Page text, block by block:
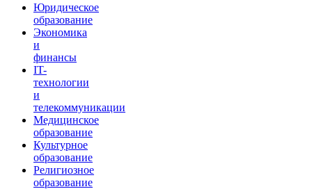
Юридическое
образование
Экономика
и
финансы
IT-
технологии
и
телекоммуникации
Медицинское
образование
Культурное
образование
Религиозное
образование